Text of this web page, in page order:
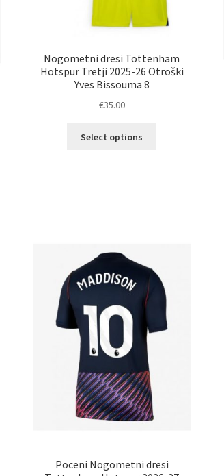
Nogometni dresi Tottenham
Hotspur Tretji 2025-26 Otroški
Yves Bissouma 8
€35.00
Select options
izdelka
Poceni Nogometni dresi